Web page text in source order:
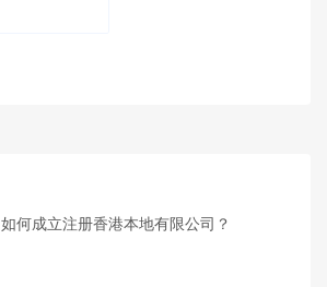
如何成立注册香港本地有限公司？